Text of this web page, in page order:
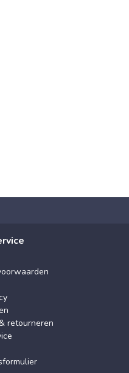
retourneren